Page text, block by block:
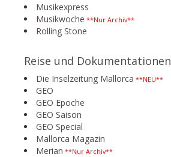
Musikexpress
Musikwoche **Nur Archiv**
Rolling Stone
Reise und Dokumentationen
Die Inselzeitung Mallorca **NEU**
GEO
GEO Epoche
GEO Saison
GEO Special
Mallorca Magazin
Merian **Nur Archiv**